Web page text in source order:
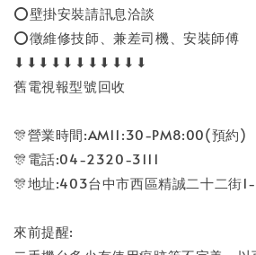
⭕壁掛安裝請訊息洽談
⭕徵維修技師、兼差司機、安裝師傅
⬇⬇⬇⬇⬇⬇⬇⬇⬇⬇⬇
舊電視報型號回收
🎊營業時間:AM11:30-PM8:00(預約)
🎊電話:04-2320-3111
🎊地址:403台中市西區精誠二十二街
來前提醒: